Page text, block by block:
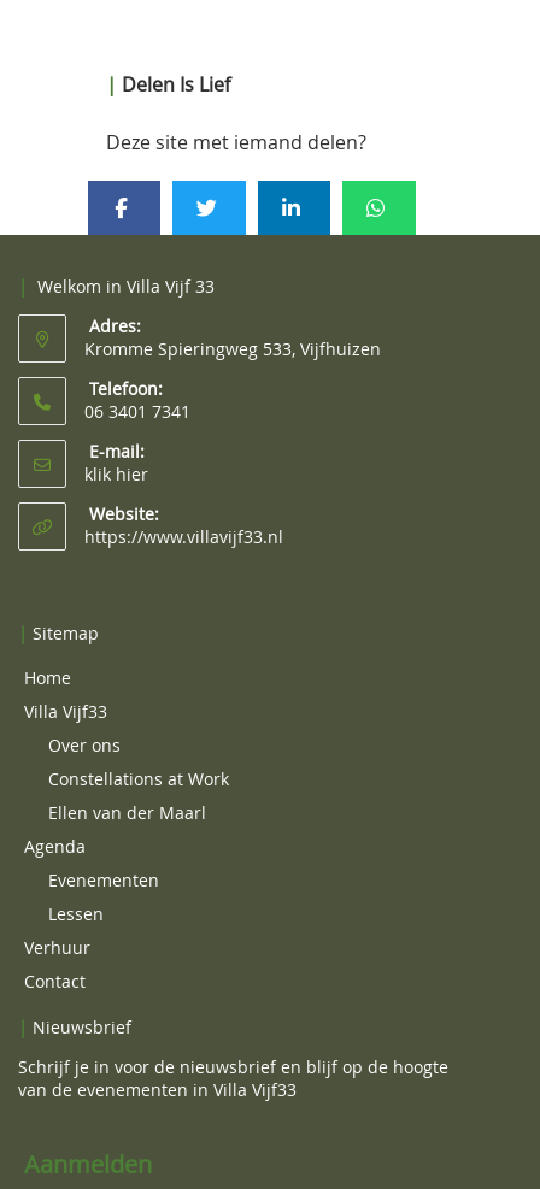
| Delen Is Lief
Deze site met iemand delen?
| Welkom in Villa Vijf 33
Adres:
Kromme Spieringweg 533, Vijfhuizen
Telefoon:
06 3401 7341
E-mail:
klik hier
Website:
https://www.villavijf33.nl
| Sitemap
Home
Villa Vijf33
Over ons
Constellations at Work
Ellen van der Maarl
Agenda
Evenementen
Lessen
Verhuur
Contact
| Nieuwsbrief
Schrijf je in voor de nieuwsbrief en blijf op de hoogte
van de evenementen in Villa Vijf33
Aanmelden